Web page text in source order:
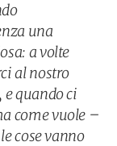
una
a volte
al nostro
e quando ci
come vuole –
cose vanno